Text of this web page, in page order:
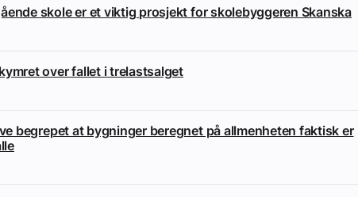
skole er et viktig prosjekt for skolebyggeren Skanska
over fallet i trelastsalget
begrepet at bygninger beregnet på allmenheten faktisk er